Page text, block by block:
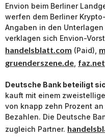
Envion beim Berliner
werfen dem Berliner
Angaben in den
verklagen sich Envion-
handelsblatt.com (Paid),
gruenderszene.de faz.net
Deutsche Bank beteiligt
kauft mit einem
von knapp zehn Prozent
Bezahlen. Die Deutsche
zugleich Partner.